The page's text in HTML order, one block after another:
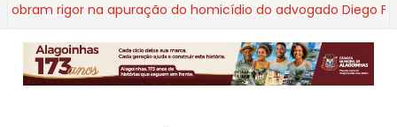
rigor na apuração do homicídio do advogado Diego